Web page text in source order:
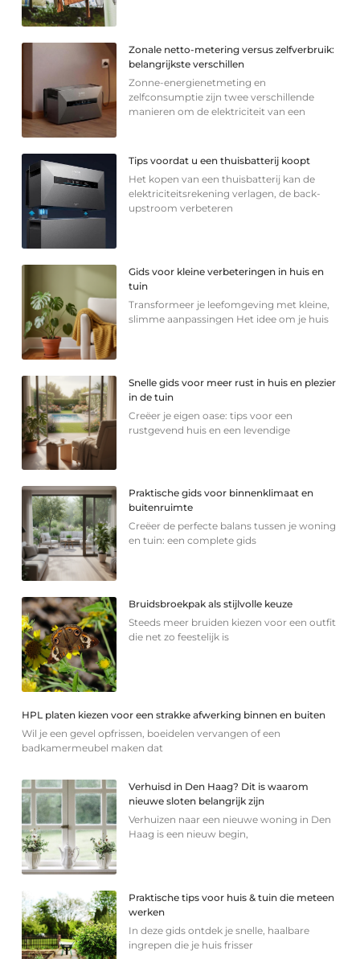
Zonale netto-metering versus zelfverbruik:
belangrijkste verschillen
Zonne-energienetmeting en
zelfconsumptie zijn twee verschillende
manieren om de elektriciteit van een
Tips voordat u een thuisbatterij koopt
Het kopen van een thuisbatterij kan de
elektriciteitsrekening verlagen, de back-
upstroom verbeteren
Gids voor kleine verbeteringen in huis en
tuin
Transformeer je leefomgeving met kleine,
slimme aanpassingen Het idee om je huis
Snelle gids voor meer rust in huis en plezier
in de tuin
Creëer je eigen oase: tips voor een
rustgevend huis en een levendige
Praktische gids voor binnenklimaat en
buitenruimte
Creëer de perfecte balans tussen je woning
en tuin: een complete gids
Bruidsbroekpak als stijlvolle keuze
Steeds meer bruiden kiezen voor een outfit
die net zo feestelijk is
HPL platen kiezen voor een strakke afwerking binnen en buiten
Wil je een gevel opfrissen, boeidelen vervangen of een
badkamermeubel maken dat
Verhuisd in Den Haag? Dit is waarom
nieuwe sloten belangrijk zijn
Verhuizen naar een nieuwe woning in Den
Haag is een nieuw begin,
Praktische tips voor huis & tuin die meteen
werken
In deze gids ontdek je snelle, haalbare
ingrepen die je huis frisser